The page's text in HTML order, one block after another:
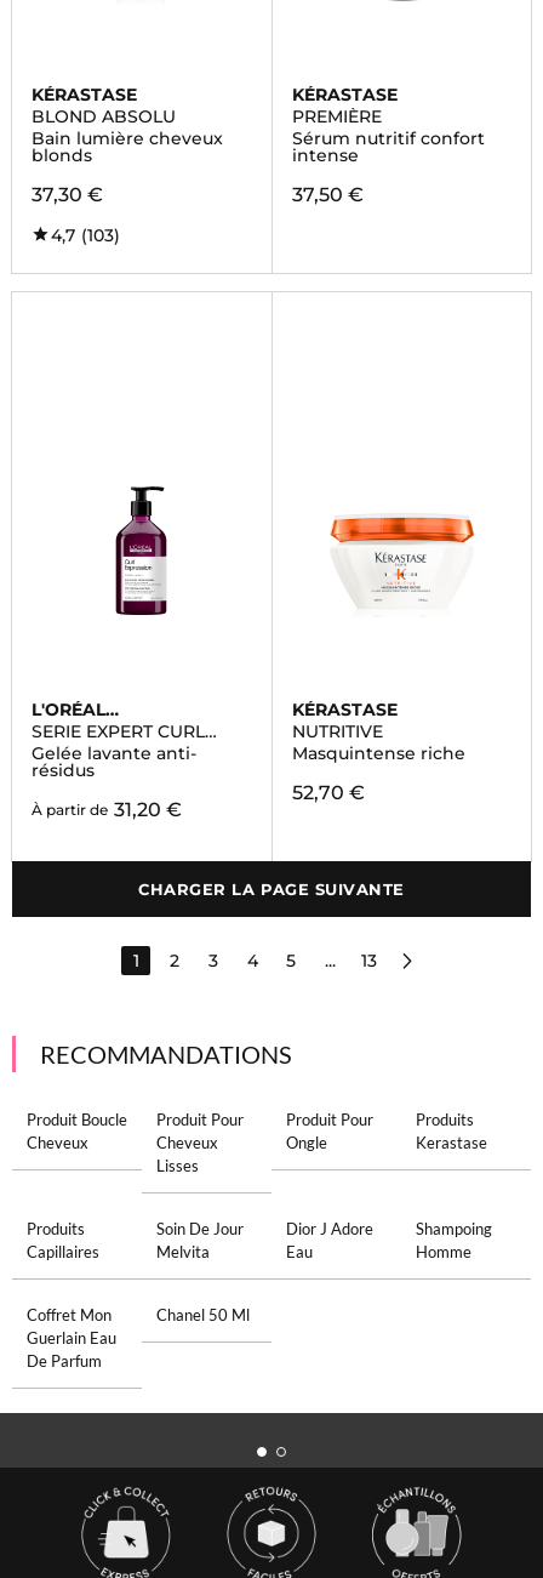
KÉRASTASE
BLOND ABSOLU
Bain lumière cheveux
blonds
37,30 €
4,7 (103)
KÉRASTASE
PREMIÈRE
Sérum nutritif confort
intense
37,50 €
L'ORÉAL
PROFESSIONNEL
SERIE EXPERT CURL
EXPRESSION
Gelée lavante anti-
résidus
À partir de 31,20 €
KÉRASTASE
NUTRITIVE
Masquintense riche
52,70 €
CHARGER LA PAGE SUIVANTE
1 2 3 4 5 ... 13
RECOMMANDATIONS
Produit Boucle
Cheveux
Produit Pour
Cheveux
Lisses
Produit Pour
Ongle
Produits
Kerastase
Produits
Capillaires
Soin De Jour
Melvita
Dior J Adore
Eau
Shampoing
Homme
Coffret Mon
Guerlain Eau
De Parfum
Chanel 50 Ml